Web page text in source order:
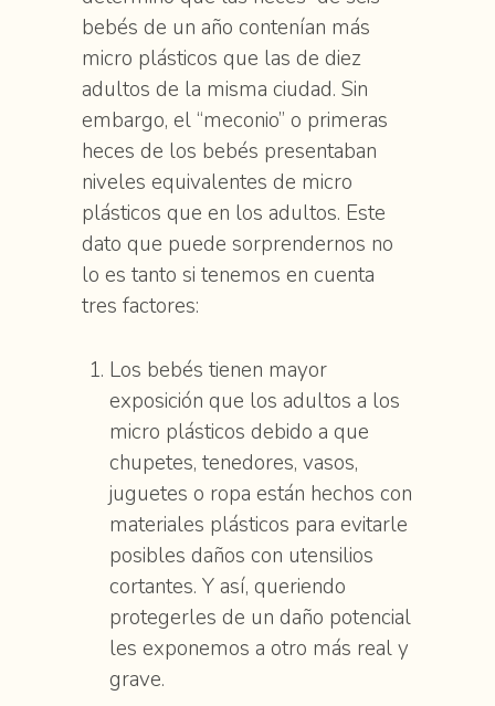
bebés de un año contenían más
micro plásticos que las de diez
adultos de la misma ciudad. Sin
embargo, el “meconio” o primeras
heces de los bebés presentaban
niveles equivalentes de micro
plásticos que en los adultos. Este
dato que puede sorprendernos no
lo es tanto si tenemos en cuenta
tres factores:
Los bebés tienen mayor
exposición que los adultos a los
micro plásticos debido a que
chupetes, tenedores, vasos,
juguetes o ropa están hechos con
materiales plásticos para evitarle
posibles daños con utensilios
cortantes. Y así, queriendo
protegerles de un daño potencial
les exponemos a otro más real y
grave.